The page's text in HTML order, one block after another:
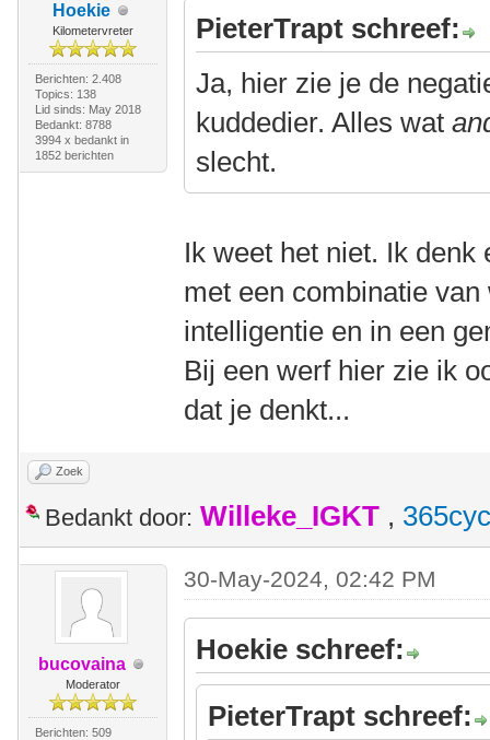
Hoekie
Kilometervreter
Berichten: 2.408
Topics: 138
Lid sinds: May 2018
Bedankt: 8788
3994 x bedankt in
1852 berichten
PieterTrapt schreef:
Ja, hier zie je de
kuddedier. Alles wat
slecht.
Ik weet het niet. Ik
met een combinatie
intelligentie en in een
Bij een werf hier zie ik
dat je denkt...
Zoek
Bedankt door: Willeke_IGKT ,
bucovaina
Moderator
Berichten: 509
30-May-2024, 02:42 PM
Hoekie schreef:
PieterTrapt schreef: